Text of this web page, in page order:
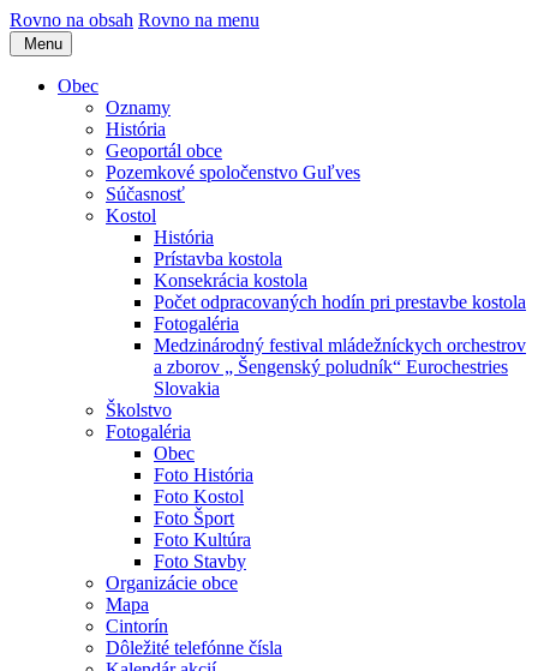
Rovno na obsah Rovno na menu
Menu
Obec
Oznamy
História
Geoportál obce
Pozemkové spoločenstvo Guľves
Súčasnosť
Kostol
História
Prístavba kostola
Konsekrácia kostola
Počet odpracovaných hodín pri prestavbe kostola
Fotogaléria
Medzinárodný festival mládežníckych orchestrov
a zborov „ Šengenský poludník“ Eurochestries
Slovakia
Školstvo
Fotogaléria
Obec
Foto História
Foto Kostol
Foto Šport
Foto Kultúra
Foto Stavby
Organizácie obce
Mapa
Cintorín
Dôležité telefónne čísla